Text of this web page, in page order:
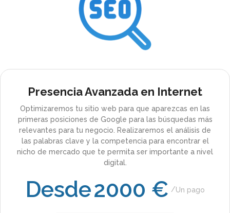
Presencia Avanzada en Internet
Optimizaremos tu sitio web para que aparezcas en las
primeras posiciones de Google para las búsquedas más
relevantes para tu negocio. Realizaremos el análisis de
las palabras clave y la competencia para encontrar el
nicho de mercado que te permita ser importante a nivel
digital.
Desde2000 € Un pago